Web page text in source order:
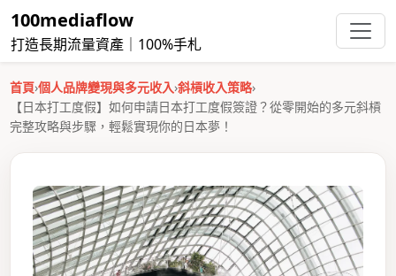
100mediaflow
打造長期流量資產｜100%手札
首頁›個人品牌變現與多元收入›斜槓收入策略›
【日本打工度假】如何申請日本打工度假簽證？從零開始的多元斜槓
完整攻略與步驟，輕鬆實現你的日本夢！